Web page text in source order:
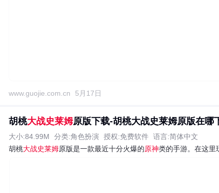
www.guojie.com.cn 5月17日
胡桃大战史莱姆原版下载-胡桃大战史莱姆原版在哪
大小:84.99M 分类:角色扮演 授权:免费软件 语言:简体中文
胡桃大战史莱姆原版是一款最近十分火爆的原神类的手游。在这里